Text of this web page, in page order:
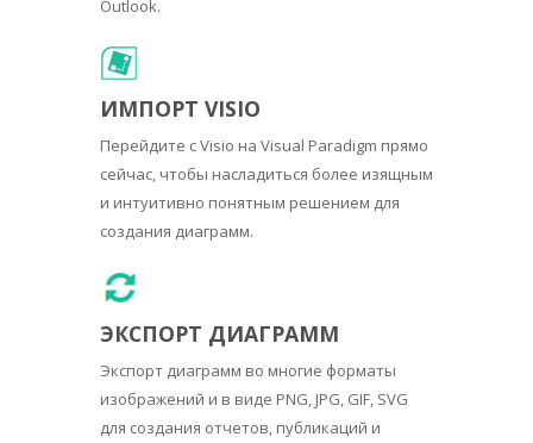
Outlook.
ИМПОРТ VISIO
Перейдите с Visio на Visual Paradigm прямо
сейчас, чтобы насладиться более изящным
и интуитивно понятным решением для
создания диаграмм.
ЭКСПОРТ ДИАГРАММ
Экспорт диаграмм во многие форматы
изображений и в виде PNG, JPG, GIF, SVG
для создания отчетов, публикаций и